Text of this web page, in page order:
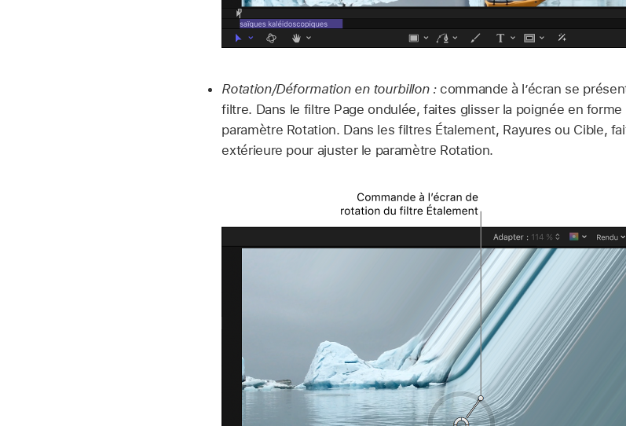
Rotation/Déformation en tourbillon :commande à l’écran se
filtre. Dans le filtre Page ondulée, faites glisser la poignée en
paramètre Rotation. Dans les filtres Étalement, Rayures ou Cible,
extérieure pour ajuster le paramètre Rotation.